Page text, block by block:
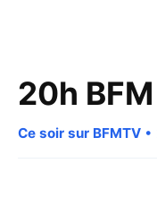
20h BFM
Ce soir sur BFMTV